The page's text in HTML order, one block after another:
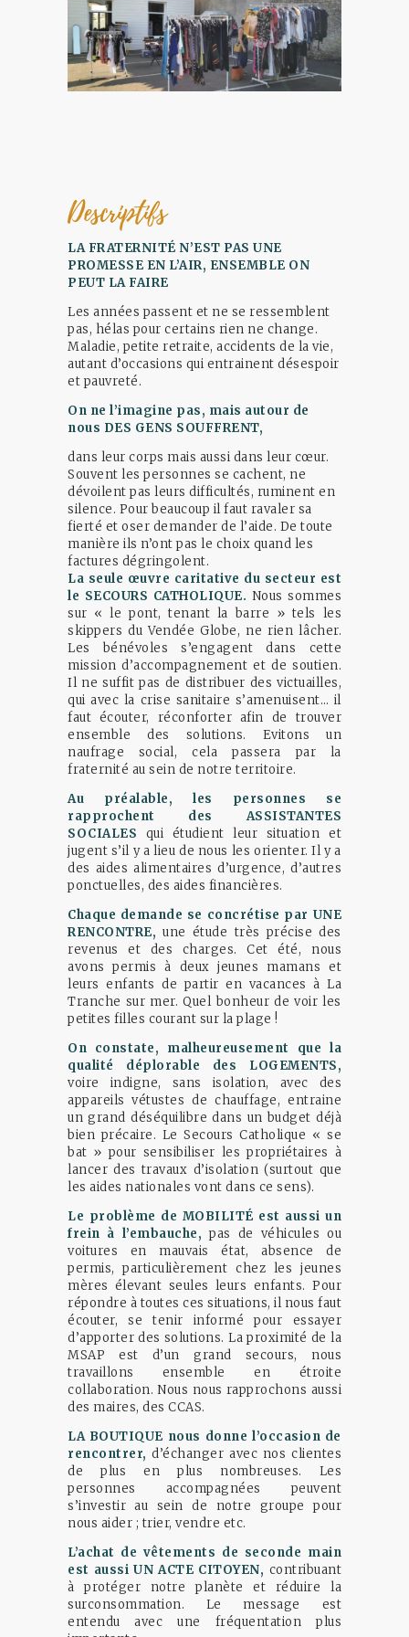
Descriptifs
LA FRATERNITÉ N’EST PAS UNE
PROMESSE EN L’AIR, ENSEMBLE ON
PEUT LA FAIRE
Les années passent et ne se ressemblent
pas, hélas pour certains rien ne change.
Maladie, petite retraite, accidents de la vie,
autant d’occasions qui entrainent désespoir
et pauvreté.
On ne l’imagine pas, mais autour de
nous DES GENS SOUFFRENT,
dans leur corps mais aussi dans leur cœur.
Souvent les personnes se cachent, ne
dévoilent pas leurs difficultés, ruminent en
silence. Pour beaucoup il faut ravaler sa
fierté et oser demander de l’aide. De toute
manière ils n’ont pas le choix quand les
factures dégringolent.
La seule œuvre caritative du secteur est
le SECOURS CATHOLIQUE. Nous sommes
sur « le pont, tenant la barre » tels les
skippers du Vendée Globe, ne rien lâcher.
Les bénévoles s’engagent dans cette
mission d’accompagnement et de soutien.
Il ne suffit pas de distribuer des victuailles,
qui avec la crise sanitaire s’amenuisent… il
faut écouter, réconforter afin de trouver
ensemble des solutions. Evitons un
naufrage social, cela passera par la
fraternité au sein de notre territoire.
Au préalable, les personnes se
rapprochent des ASSISTANTES
SOCIALES qui étudient leur situation et
jugent s’il y a lieu de nous les orienter. Il y a
des aides alimentaires d’urgence, d’autres
ponctuelles, des aides financières.
Chaque demande se concrétise par UNE
RENCONTRE, une étude très précise des
revenus et des charges. Cet été, nous
avons permis à deux jeunes mamans et
leurs enfants de partir en vacances à La
Tranche sur mer. Quel bonheur de voir les
petites filles courant sur la plage !
On constate, malheureusement que la
qualité déplorable des LOGEMENTS,
voire indigne, sans isolation, avec des
appareils vétustes de chauffage, entraine
un grand déséquilibre dans un budget déjà
bien précaire. Le Secours Catholique « se
bat » pour sensibiliser les propriétaires à
lancer des travaux d’isolation (surtout que
les aides nationales vont dans ce sens).
Le problème de MOBILITÉ est aussi un
frein à l’embauche, pas de véhicules ou
voitures en mauvais état, absence de
permis, particulièrement chez les jeunes
mères élevant seules leurs enfants. Pour
répondre à toutes ces situations, il nous faut
écouter, se tenir informé pour essayer
d’apporter des solutions. La proximité de la
MSAP est d’un grand secours, nous
travaillons ensemble en étroite
collaboration. Nous nous rapprochons aussi
des maires, des CCAS.
LA BOUTIQUE nous donne l’occasion de
rencontrer, d’échanger avec nos clientes
de plus en plus nombreuses. Les
personnes accompagnées peuvent
s’investir au sein de notre groupe pour
nous aider ; trier, vendre etc.
L’achat de vêtements de seconde main
est aussi UN ACTE CITOYEN, contribuant
à protéger notre planète et réduire la
surconsommation. Le message est
entendu avec une fréquentation plus